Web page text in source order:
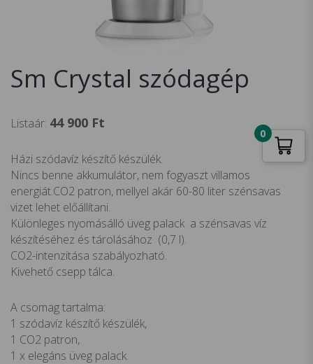
Sm Crystal szódagép
Listaár: 44 900 Ft
Házi szódavíz készítő készülék.
Nincs benne akkumulátor, nem fogyaszt villamos
energiát.CO2 patron, mellyel akár 60-80 liter szénsavas
vizet lehet előállítani.
Különleges nyomásálló üveg palack a szénsavas víz
készítéséhez és tárolásához (0,7 l).
CO2-intenzitása szabályozható.
Kivehető csepp tálca.
A csomag tartalma:
1 szódavíz készítő készülék,
1 CO2 patron,
1 x elegáns üveg palack.
0